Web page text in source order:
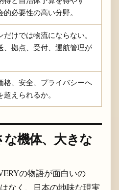
的必要性の高い分野。
だけでは物流にならない。
、拠点、受付、運航管理が
格、安全、プライバシーへ
超えられるか。
機体、大きな
の物語が面白いの
なく、日本の地味な現実